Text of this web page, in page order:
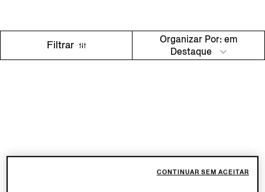
Filtrar
Organizar Por: em
Destaque
CONTINUAR SEM ACEITAR